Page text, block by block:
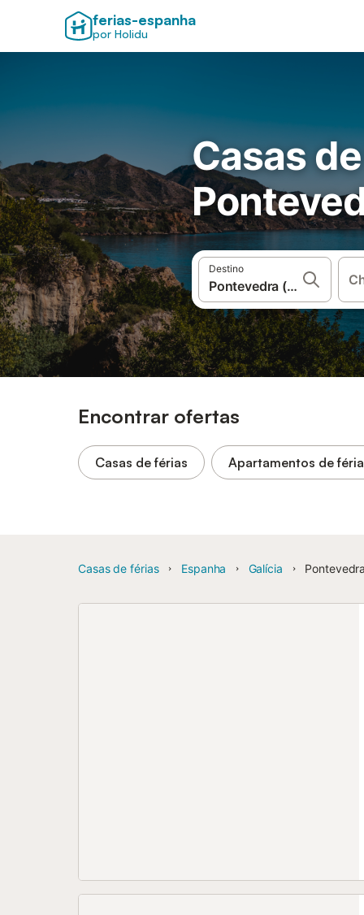
ferias-espanha
por Holidu
Casas
Destino
Encontrar ofertas
Casas de férias Apartamentos de
Casas de férias Espanha Galícia